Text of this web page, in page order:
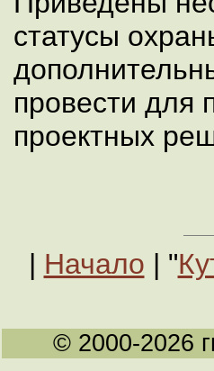
статусы
провести для
проектных
| Начало | "
© 2000-2026